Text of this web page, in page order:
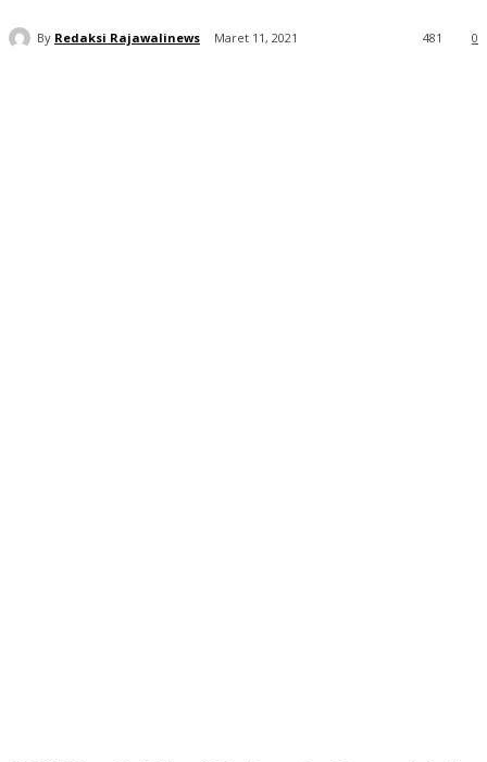
By Redaksi Rajawalinews Maret 11, 2021 0
481